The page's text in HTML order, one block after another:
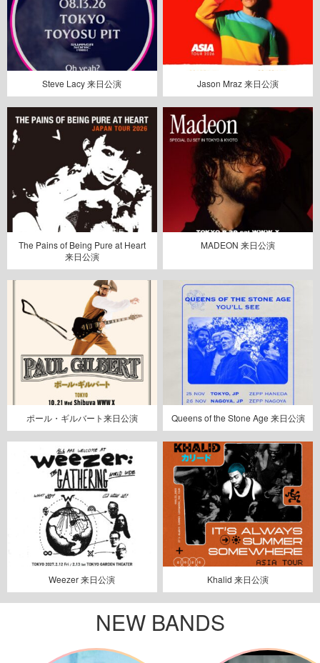
Steve Lacy 来日公演 Jason Mraz 来日公演
The Pains of Being Pure at Heart
来日公演
MADEON 来日公演
ポール・ギルバート来日公演 Queens of the Stone Age 来日公演
Weezer 来日公演 Khalid 来日公演
NEW BANDS